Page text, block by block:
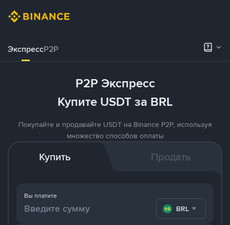
ЭкспрессP2P
P2P Экспресс
Купите USDT за BRL
Покупайте и продавайте USDT на Binance P2P, используя
множество способов оплаты
Купить Продать
Вы платите
BRL